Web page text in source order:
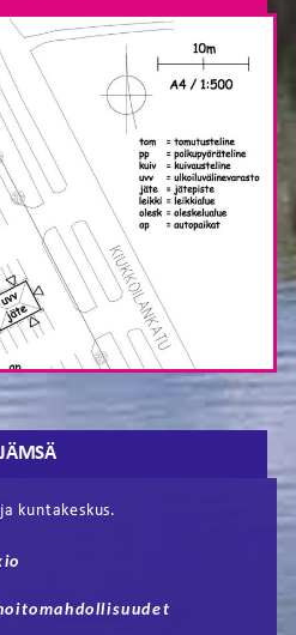
JÄMSÄ
kuntakeskus.